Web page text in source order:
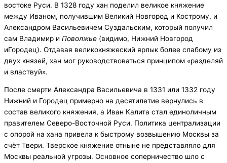
востоке Руси. В 1328 году хан поделил великое княжение
между Иваном, получившим Великий Новгород и Кострому, и
Александром Васильевичем Суздальским, который получил
сам Владимир и Поволжье (видимо, Нижний Новгород
иГородец). Отдавая великокняжеский ярлык более слабому из
двух князей, хан мог руководствоваться принципом «разделяй
и властвуй».
После смерти Александра Васильевича в 1331 или 1332 году
Нижний и Городец примерно на десятилетие вернулись в
состав великого княжения, а Иван Калита стал единоличным
правителем Северо-Восточной Руси. Политика централизации
с опорой на хана привела к быстрому возвышению Москвы за
счёт Твери. Тверское княжение отныне не представляло для
Москвы реальной угрозы. Основное соперничество шло с